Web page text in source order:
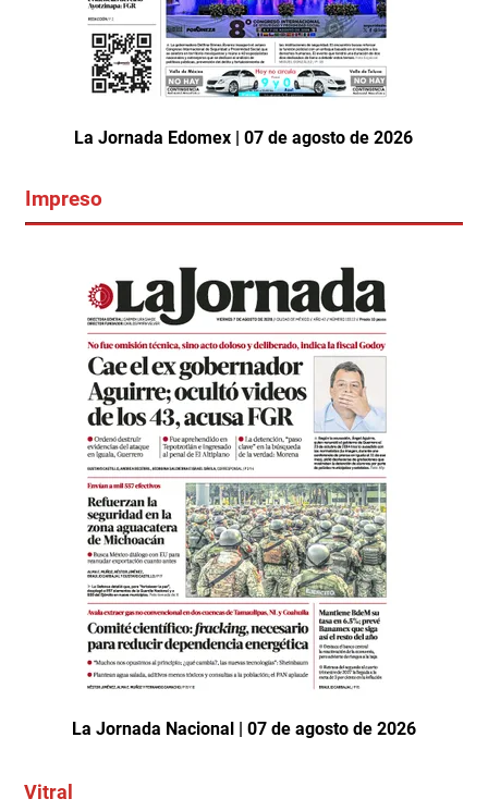
La Jornada Edomex | 07 de agosto de 2026
Impreso
La Jornada Nacional | 07 de agosto de 2026
Vitral